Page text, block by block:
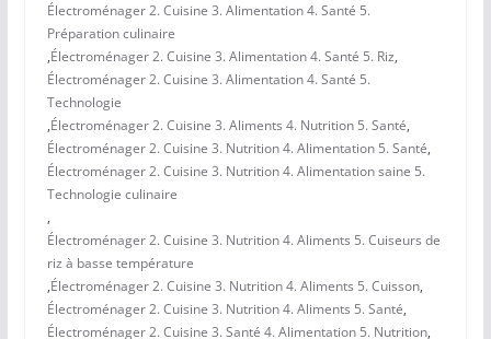
Électroménager 2. Cuisine 3. Alimentation 4. Santé 5.
Préparation culinaire
,Électroménager 2. Cuisine 3. Alimentation 4. Santé 5. Riz,
Électroménager 2. Cuisine 3. Alimentation 4. Santé 5.
Technologie
,Électroménager 2. Cuisine 3. Aliments 4. Nutrition 5. Santé,
Électroménager 2. Cuisine 3. Nutrition 4. Alimentation 5. Santé,
Électroménager 2. Cuisine 3. Nutrition 4. Alimentation saine 5.
Technologie culinaire
,
Électroménager 2. Cuisine 3. Nutrition 4. Aliments 5. Cuiseurs de
riz à basse température
,Électroménager 2. Cuisine 3. Nutrition 4. Aliments 5. Cuisson,
Électroménager 2. Cuisine 3. Nutrition 4. Aliments 5. Santé,
Électroménager 2. Cuisine 3. Santé 4. Alimentation 5. Nutrition,